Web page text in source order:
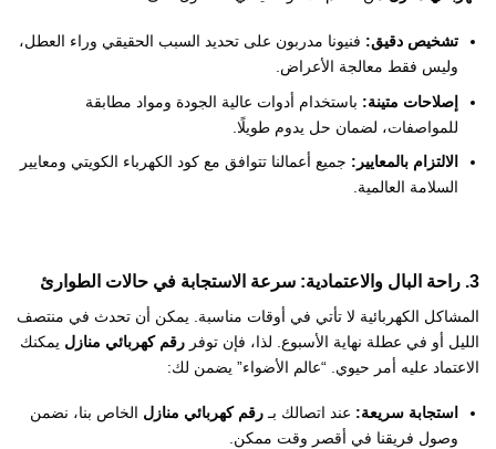
تشخيص دقيق: فنيونا مدربون على تحديد السبب الحقيقي وراء العطل،
وليس فقط معالجة الأعراض.
إصلاحات متينة: باستخدام أدوات عالية الجودة ومواد مطابقة
للمواصفات، لضمان حل يدوم طويلًا.
الالتزام بالمعايير: جميع أعمالنا تتوافق مع كود الكهرباء الكويتي ومعايير
السلامة العالمية.
3. راحة البال والاعتمادية: سرعة الاستجابة في حالات الطوارئ
المشاكل الكهربائية لا تأتي في أوقات مناسبة. يمكن أن تحدث في منتصف
الليل أو في عطلة نهاية الأسبوع. لذا، فإن توفر رقم كهربائي منازل يمكنك
الاعتماد عليه أمر حيوي. “عالم الأضواء” يضمن لك:
استجابة سريعة: عند اتصالك بـرقم كهربائي منازل الخاص بنا، نضمن
وصول فريقنا في أقصر وقت ممكن.